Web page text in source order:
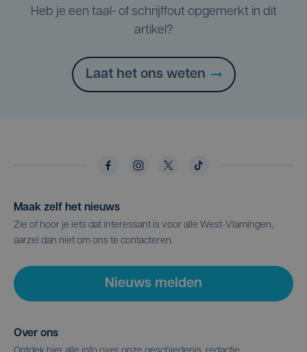
Heb je een taal- of schrijffout opgemerkt in dit
artikel?
Laat het ons weten
Maak zelf het nieuws
Zie of hoor je iets dat interessant is voor alle West-Vlamingen,
aarzel dan niet om ons te contacteren.
Nieuws melden
Over ons